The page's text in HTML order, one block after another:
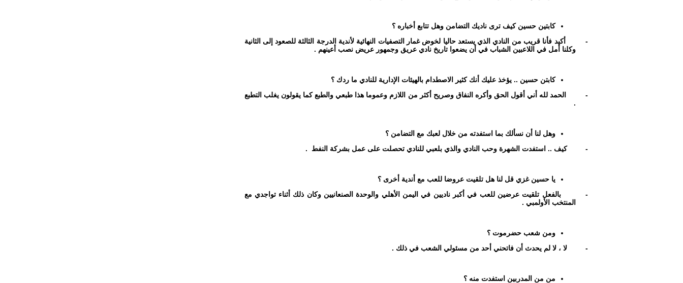
كابتين حسين كيف ترى ناديك التضامن وهل تتابع أخباره ؟
-
أكيد فأنا قريب من النادي الذي يستعد حاليا لخوض غمار التصفيات النهائية لأندية الدرجة الثالثة للصعود إلى الثانية
وكلنا أمل في اللاعبين الشباب في أن يضعوا تاريخ نادي عريق وجمهور عريض نصب أعينهم .
كابتن حسين .. يؤخذ عليك أنك كثير الاصطدام بالهيئات الإدارية للنادي ما ردك ؟
-
الحمد لله أني أقول الحق وأكره النفاق وصريح أكثر من اللازم وعموما هذا طبعي والطبع كما يقولون يغلب التطبع
.
وهل لنا أن نسألك بما استفدته من خلال لعبك مع التضامن ؟
-
كيف .. استفدت الشهرة وحب النادي والذي بلعبي للنادي تحصلت على عمل بشركة النفط .
يا حسين غزي قل لنا هل تلقيت عروضا للعب مع أندية أخرى ؟
-
بالفعل تلقيت عرضين للعب في أكبر ناديين في اليمن الأهلي والوحدة الصنعانيين وكان ذلك أثناء تواجدي مع
المنتخب الأولمبي .
ومن شعب حضرموت ؟
-
لا ، لا لم يحدث أن فاتحني أحد من مسئولي الشعب في ذلك .
من من المدربين استفدت منه ؟